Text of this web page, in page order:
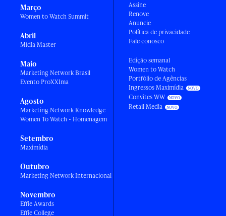
Março
Women to Watch Summit
Abril
Mídia Master
Maio
Marketing Network Brasil
Evento ProXXIma
Agosto
Marketing Network Knowledge
Women To Watch - Homenagem
Setembro
Maximídia
Outubro
Marketing Network Internacional
Novembro
Effie Awards
Effie College
Assine
Renove
Anuncie
Política de privacidade
Fale conosco
Edição semanal
Women to Watch
Portfólio de Agências
Ingressos Maximídia
Convites WW
Retail Media